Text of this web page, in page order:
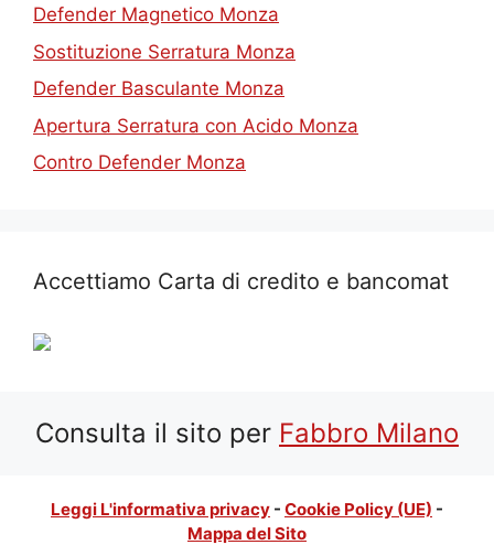
Defender Magnetico Monza
Sostituzione Serratura Monza
Defender Basculante Monza
Apertura Serratura con Acido Monza
Contro Defender Monza
Accettiamo Carta di credito e bancomat
Consulta il sito per Fabbro Milano
Leggi L'informativa privacy - Cookie Policy (UE) -
Mappa del Sito